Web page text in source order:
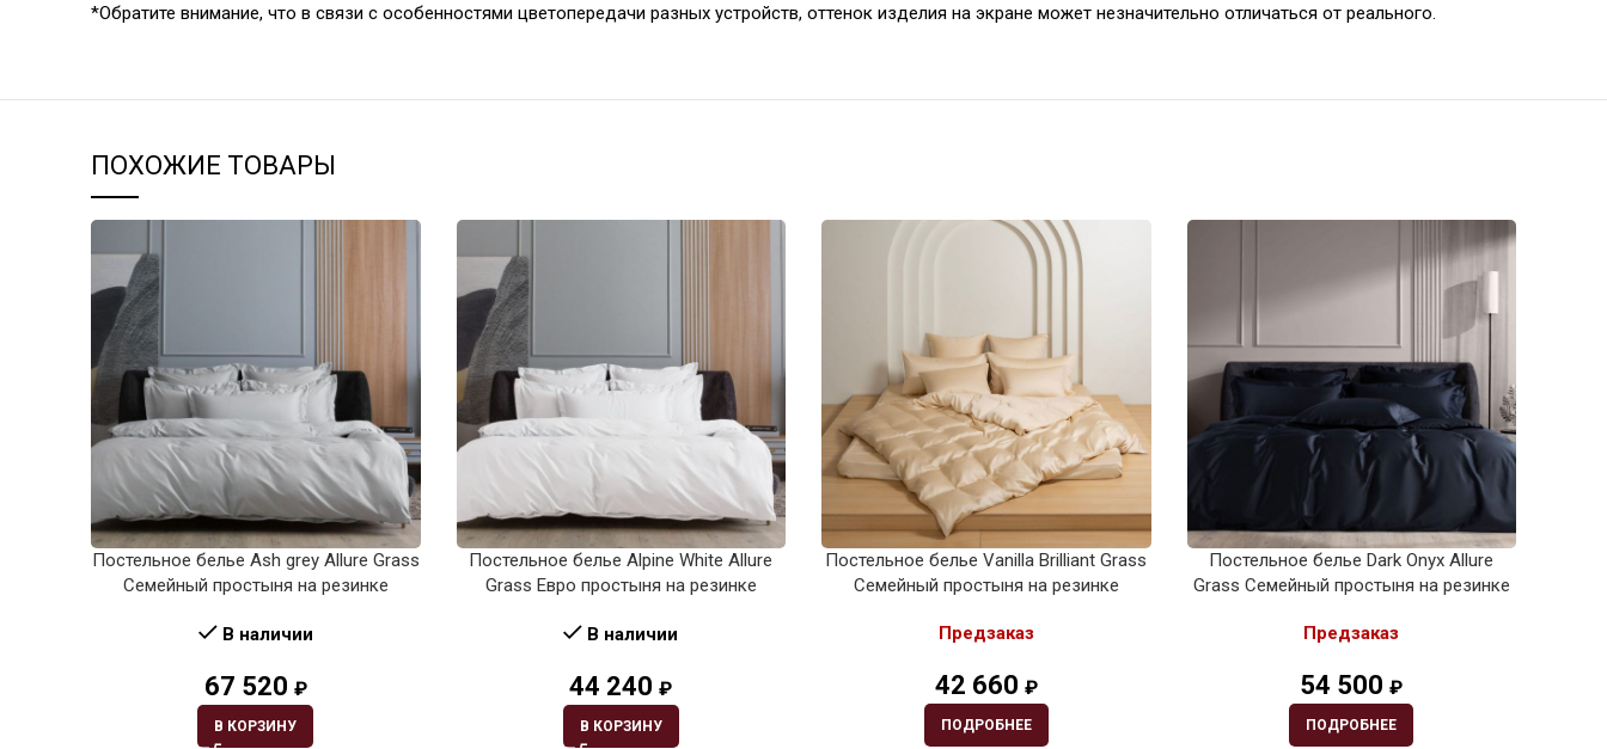
*Обратите внимание, что в связи с особенностями цветопередачи разных устройств, оттенок изделия на экране может незначительно отличаться от реального.
ПОХОЖИЕ ТОВАРЫ
Постельное белье Ash grey Allure Grass
Семейный простыня на резинке
В наличии
67 520 ₽
В КОРЗИНУ
Постельное белье Alpine White Allure
Grass Евро простыня на резинке
В наличии
44 240 ₽
В КОРЗИНУ
Постельное белье Vanilla Brilliant Grass
Семейный простыня на резинке
Предзаказ
42 660 ₽
ПОДРОБНЕЕ
Постельное белье Dark Onyx Allure
Grass Семейный простыня на резинке
Предзаказ
54 500 ₽
ПОДРОБНЕЕ